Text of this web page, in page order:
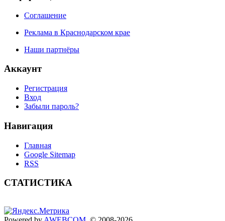
Соглашение
Реклама в Краснодарском крае
Наши партнёры
Аккаунт
Регистрация
Вход
Забыли пароль?
Навигация
Главная
Google Sitemap
RSS
СТАТИСТИКА